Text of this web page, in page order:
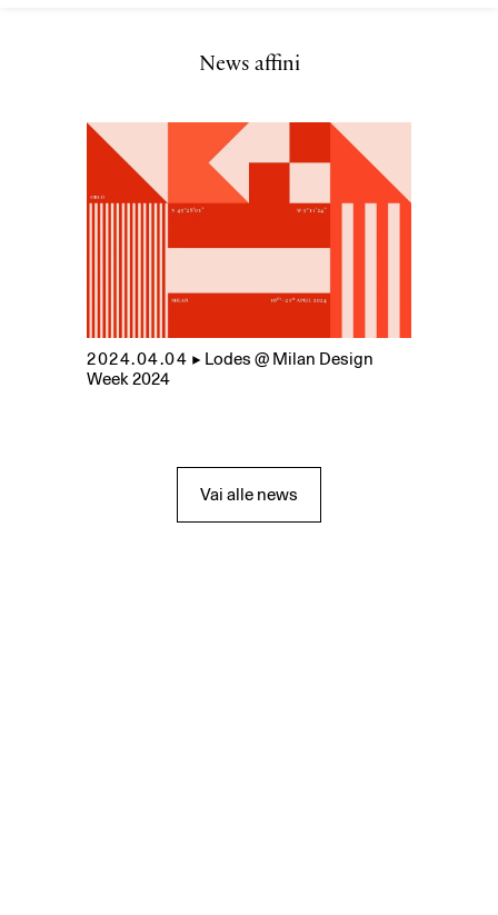
News affini
2024.04.04 ▲ Lodes @ Milan Design
Week 2024
Vai alle news